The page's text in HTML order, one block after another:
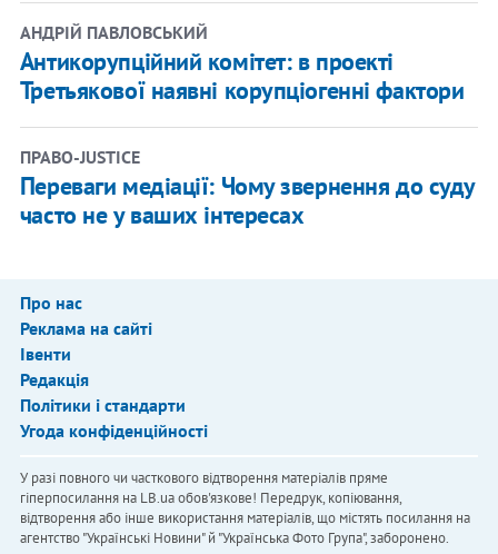
АНДРІЙ ПАВЛОВСЬКИЙ
Антикорупційний комітет: в проекті
Третьякової наявні корупціогенні фактори
ПРАВО-JUSTICE
Переваги медіації: Чому звернення до суду
часто не у ваших інтересах
Про нас
Реклама на сайті
Івенти
Редакція
Політики і стандарти
Угода конфіденційності
У разі повного чи часткового відтворення матеріалів пряме
гіперпосилання на LB.ua обов'язкове! Передрук, копіювання,
відтворення або інше використання матеріалів, що містять посилання на
агентство "Українськi Новини" й "Українська Фото Група", заборонено.